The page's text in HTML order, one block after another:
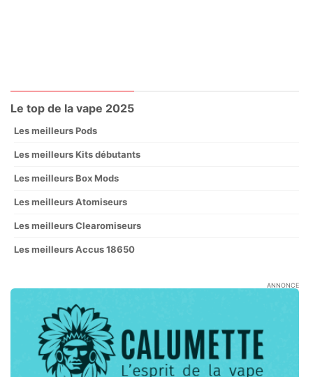
Le top de la vape 2025
Les meilleurs Pods
Les meilleurs Kits débutants
Les meilleurs Box Mods
Les meilleurs Atomiseurs
Les meilleurs Clearomiseurs
Les meilleurs Accus 18650
ANNONCE